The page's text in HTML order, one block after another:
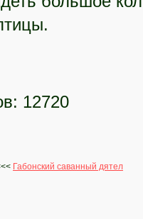
12720
Габонский саванный дятел